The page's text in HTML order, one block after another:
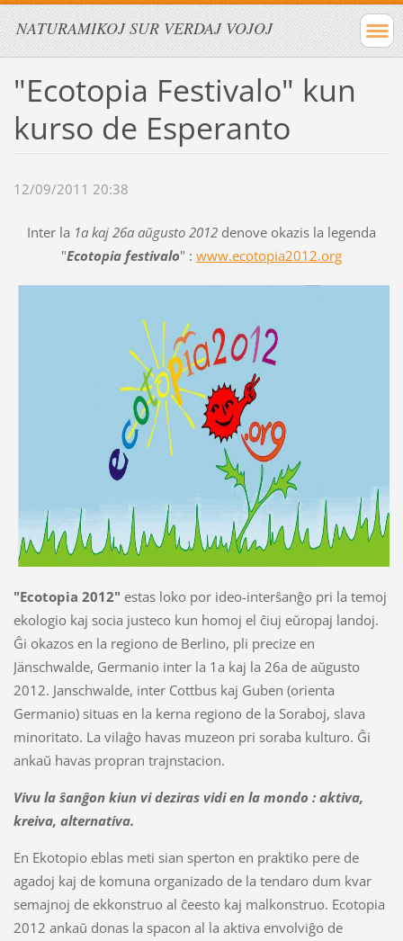
NATURAMIKOJ SUR VERDAJ VOJOJ
"Ecotopia Festivalo" kun
kurso de Esperanto
12/09/2011 20:38
Inter la 1a kaj 26a aŭgusto 2012 denove okazis la legenda
"Ecotopia festivalo" : www.ecotopia2012.org
"Ecotopia 2012" estas loko por ideo-interŝanĝo pri la temoj
ekologio kaj socia justeco kun homoj el ĉiuj eŭropaj landoj.
Ĝi okazos en la regiono de Berlino, pli precize en
Jänschwalde, Germanio inter la 1a kaj la 26a de aŭgusto
2012. Janschwalde, inter Cottbus kaj Guben (orienta
Germanio) situas en la kerna regiono de la Soraboj, slava
minoritato. La vilaĝo havas muzeon pri soraba kulturo. Ĝi
ankaŭ havas propran trajnstacion.
Vivu la ŝanĝon kiun vi deziras vidi en la mondo : aktiva,
kreiva, alternativa.
En Ekotopio eblas meti sian sperton en praktiko pere de
agadoj kaj de komuna organizado de la tendaro dum kvar
semajnoj de ekkonstruo al ĉeesto kaj malkonstruo. Ecotopia
2012 ankaŭ donas la spacon al la aktiva envolviĝo de